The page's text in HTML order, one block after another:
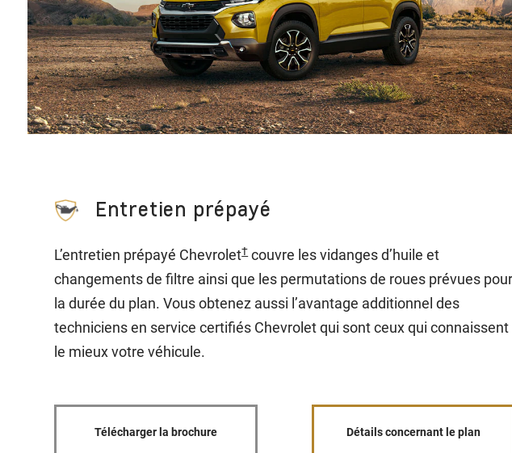
Entretien prépayé
L’entretien prépayé Chevrolet†couvre les vidanges d’huile et
changements de filtre ainsi que les permutations de roues prévues pour
la durée du plan. Vous obtenez aussi l’avantage additionnel des
techniciens en service certifiés Chevrolet qui sont ceux qui connaissent
le mieux votre véhicule.
Télécharger la brochure Détails concernant le plan